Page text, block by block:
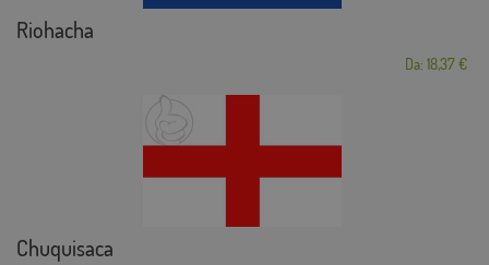
Riohacha
Da: 18,37 €
Chuquisaca